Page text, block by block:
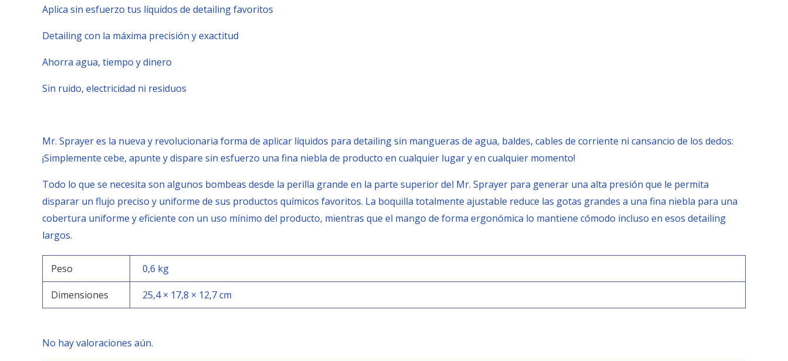
Aplica sin esfuerzo tus líquidos de detailing favoritos
Detailing con la máxima precisión y exactitud
Ahorra agua, tiempo y dinero
Sin ruido, electricidad ni residuos
Mr. Sprayer es la nueva y revolucionaria forma de aplicar líquidos para detailing sin mangueras de agua, baldes, cables de corriente ni cansancio de los dedos:
¡Simplemente cebe, apunte y dispare sin esfuerzo una fina niebla de producto en cualquier lugar y en cualquier momento!
Todo lo que se necesita son algunos bombeas desde la perilla grande en la parte superior del Mr. Sprayer para generar una alta presión que le permita
disparar un flujo preciso y uniforme de sus productos químicos favoritos. La boquilla totalmente ajustable reduce las gotas grandes a una fina niebla para una
cobertura uniforme y eficiente con un uso mínimo del producto, mientras que el mango de forma ergonómica lo mantiene cómodo incluso en esos detailing
largos.
Peso 0,6 kg
Dimensiones 25,4 × 17,8 × 12,7 cm
No hay valoraciones aún.